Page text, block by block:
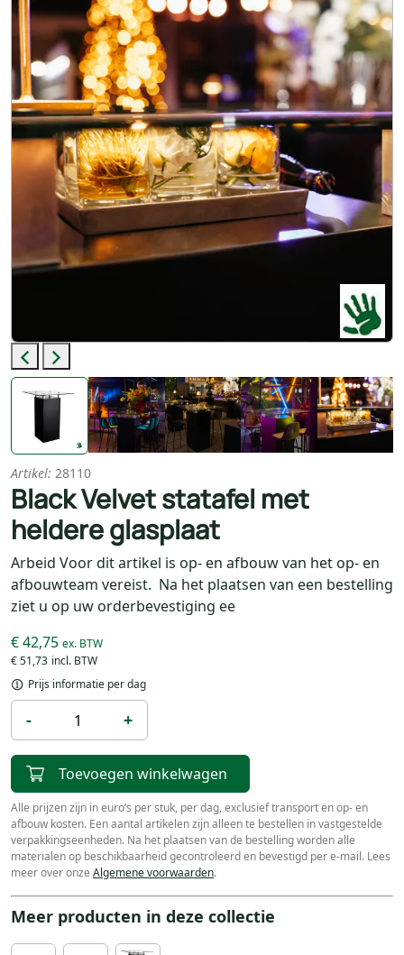
Previous
Next
Artikel: 28110
Black Velvet statafel met
heldere glasplaat
Arbeid Voor dit artikel is op- en afbouw van het op- en
afbouwteam vereist. Na het plaatsen van een bestelling
ziet u op uw orderbevestiging ee
€ 51,73
€ 42,75
Prijs informatie per dag
- +
Toevoegen winkelwagen
Alle prijzen zijn in euro’s per stuk, per dag, exclusief transport en op- en
afbouw kosten. Een aantal artikelen zijn alleen te bestellen in vastgestelde
verpakkingseenheden. Na het plaatsen van de bestelling worden alle
materialen op beschikbaarheid gecontroleerd en bevestigd per e-mail. Lees
meer over onze Algemene voorwaarden.
Meer producten in deze collectie